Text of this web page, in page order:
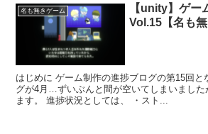
名も無きゲーム
【unity】ゲー
Vol.15【名も無
はじめに ゲーム制作の進捗ブログの第15回と
グが4月…ずいぶんと間が空いてしまいました
ます。 進捗状況としては、 ・スト...